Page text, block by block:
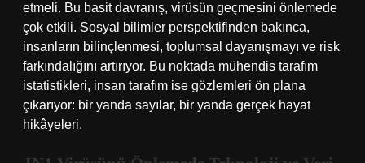
etmeli. Bu basit davranış, virüsün geçmesini önlemede
çok etkili. Sosyal bilimler perspektifinden bakınca,
insanların bilinçlenmesi, toplumsal dayanışmayı ve risk
farkındalığını artırıyor. Bu noktada mühendis tarafım
istatistikleri, insan tarafım ise gözlemleri ön plana
çıkarıyor: bir yanda sayılar, bir yanda gerçek hayat
hikâyeleri.